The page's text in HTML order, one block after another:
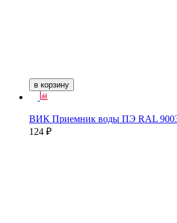
в корзину
ВИК Приемник воды ПЭ RAL
124 ₽